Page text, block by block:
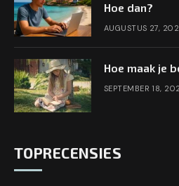
Hoe dan?
AUGUSTUS 27,
Hoe maak je
SEPTEMBER 18,
TOPRECENSIES